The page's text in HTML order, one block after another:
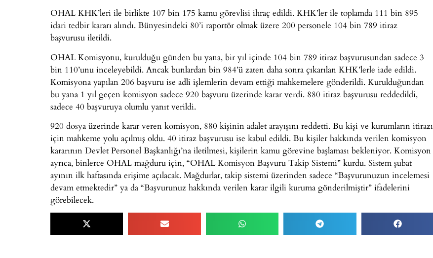
OHAL KHK’leri ile birlikte 107 bin 175 kamu görevlisi ihraç edildi. KHK’ler ile toplamda 111 bin 895
idari tedbir kararı alındı. Bünyesindeki 80’i raportör olmak üzere 200 personele 104 bin 789 itiraz
başvurusu iletildi.
OHAL Komisyonu, kurulduğu günden bu yana, bir yıl içinde 104 bin 789 itiraz başvurusundan sadece 3
bin 110’unu inceleyebildi. Ancak bunlardan bin 984’ü zaten daha sonra çıkarılan KHK’lerle iade edildi.
Komisyona yapılan 206 başvuru ise adli işlemlerin devam ettiği mahkemelere gönderildi. Kurulduğundan
bu yana 1 yıl geçen komisyon sadece 920 başvuru üzerinde karar verdi. 880 itiraz başvurusu reddedildi,
sadece 40 başvuruya olumlu yanıt verildi.
920 dosya üzerinde karar veren komisyon, 880 kişinin adalet arayışını reddetti. Bu kişi ve kurumların itirazı
için mahkeme yolu açılmış oldu. 40 itiraz başvurusu ise kabul edildi. Bu kişiler hakkında verilen komisyon
kararının Devlet Personel Başkanlığı’na iletilmesi, kişilerin kamu görevine başlaması bekleniyor. Komisyon
ayrıca, binlerce OHAL mağduru için, “OHAL Komisyon Başvuru Takip Sistemi” kurdu. Sistem şubat
ayının ilk haftasında erişime açılacak. Mağdurlar, takip sistemi üzerinden sadece “Başvurunuzun incelemesi
devam etmektedir” ya da “Başvurunuz hakkında verilen karar ilgili kuruma gönderilmiştir” ifadelerini
görebilecek.